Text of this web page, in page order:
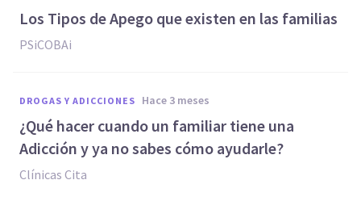
Los Tipos de Apego que existen en las familias
PSiCOBAi
DROGAS Y ADICCIONES hace 3 meses
¿Qué hacer cuando un familiar tiene una
Adicción y ya no sabes cómo ayudarle?
Clínicas Cita